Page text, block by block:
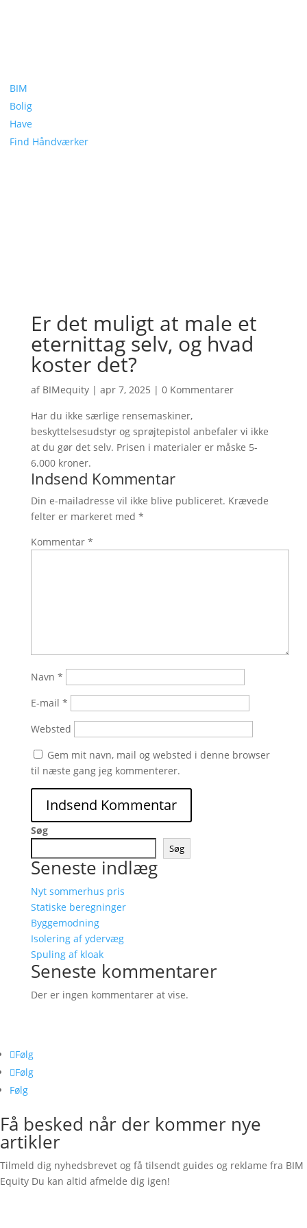
BIM
Bolig
Have
Find Håndværker
Er det muligt at male et
eternittag selv, og hvad
koster det?
af BIMequity| apr 7, 2025 | 0 Kommentarer
Har du ikke særlige rensemaskiner,
beskyttelsesudstyr og sprøjtepistol anbefaler vi ikke
at du gør det selv. Prisen i materialer er måske 5-
6.000 kroner.
Indsend Kommentar
Din e-mailadresse vil ikke blive publiceret. Krævede
felter er markeret med *
Kommentar *
Navn *
E-mail *
Websted
Gem mit navn, mail og websted i denne browser
til næste gang jeg kommenterer.
Søg
Søg
Seneste indlæg
Nyt sommerhus pris
Statiske beregninger
Byggemodning
Isolering af ydervæg
Spuling af kloak
Seneste kommentarer
Der er ingen kommentarer at vise.
Følg
Følg
Følg
Få besked når der kommer nye
artikler
Tilmeld dig nyhedsbrevet og få tilsendt guides og reklame fra BIM
Equity Du kan altid afmelde dig igen!